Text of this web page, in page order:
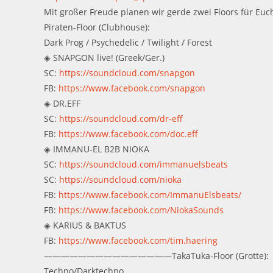
Mit großer Freude planen wir gerde zwei Floors für
Piraten-Floor (Clubhouse):
Dark Prog / Psychedelic / Twilight / Forest
◈ SNAPGON live! (Greek/Ger.)
SC: https://soundcloud.com/snapgon
FB: https://www.facebook.com/snapgon
◈ DR.EFF
SC: https://soundcloud.com/dr-eff
FB: https://www.facebook.com/doc.eff
◈ IMMANU-EL B2B NIOKA
SC: https://soundcloud.com/immanuelsbeats
SC: https://soundcloud.com/nioka
FB: https://www.facebook.com/ImmanuElsbeats/
FB: https://www.facebook.com/NiokaSounds
◈ KARIUS & BAKTUS
FB: https://www.facebook.com/tim.haering
———————————————TakaTuka-Floor (Grotte):